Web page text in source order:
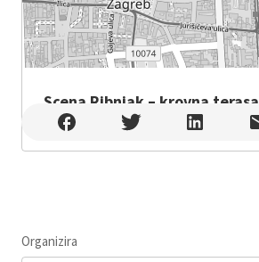
Scena Ribnjak – krovna terasa
Scena Ribnjak – krovna terasa , Zagreb
Organizira